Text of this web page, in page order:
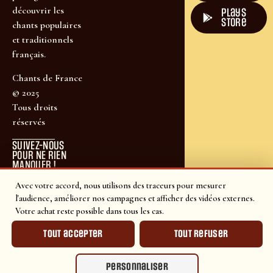
Avec votre accord, nous utilisons des traceurs pour mesurer
l'audience, améliorer nos campagnes et afficher des vidéos externes.
Votre achat reste possible dans tous les cas.
Tout accepter Tout refuser
Personnaliser
découvrir les
chants populaires
et traditionnels
français.
Chants de France
© 2025
Tous droits
réservés
SUIVEZ-NOUS
POUR NE RIEN
MANQUER !
plays
store